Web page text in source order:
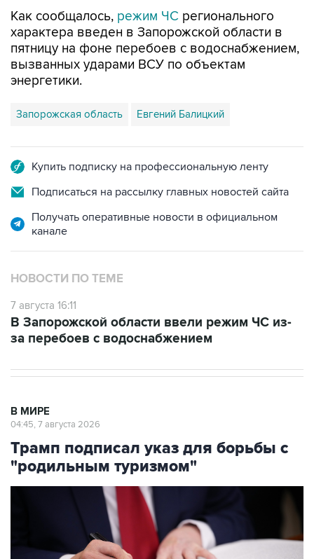
Как сообщалось, режим ЧС регионального
характера введен в Запорожской области в
пятницу на фоне перебоев с водоснабжением,
вызванных ударами ВСУ по объектам
энергетики.
Запорожская область Евгений Балицкий
Купить подписку на профессиональную ленту
Подписаться на рассылку главных новостей сайта
Получать оперативные новости в официальном
канале
НОВОСТИ ПО ТЕМЕ
7 августа 16:11
В Запорожской области ввели режим ЧС из-
за перебоев с водоснабжением
В МИРЕ
04:45, 7 августа 2026
Трамп подписал указ для борьбы с
"родильным туризмом"